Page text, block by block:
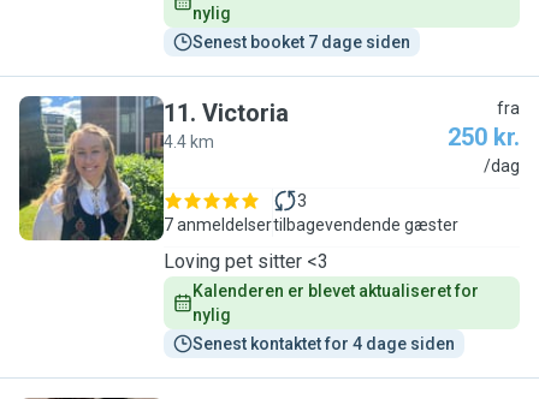
nylig
Senest booket 7 dage siden
V
11. Victoria
4.4 km
fra
250 kr.
/dag
7 anmeldelser
3
tilbagevendende gæster
Loving pet sitter <3
Kalenderen er blevet aktualiseret for
nylig
Senest kontaktet for 4 dage siden